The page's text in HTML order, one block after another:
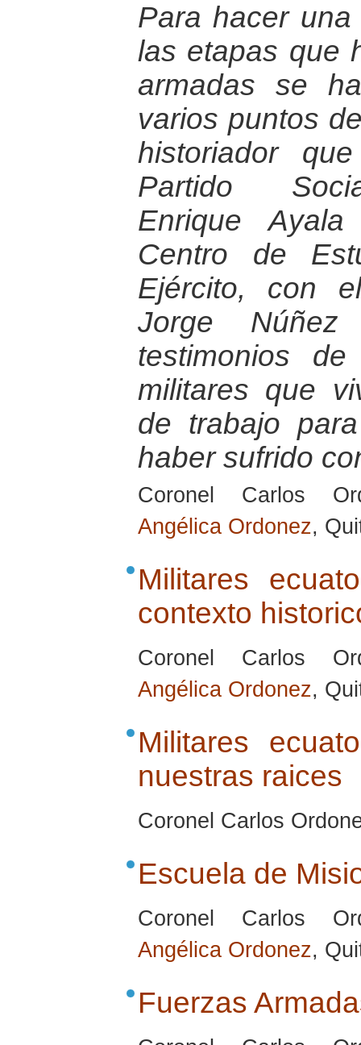
Para hacer
las etapas que
armadas se
varios puntos
historiador
Partido
Enrique
Centro de
Ejército, con
Jorge
testimonios
militares que
de trabajo
haber sufrido
Coronel Carlos
Angélica Ordonez,
Militares
contexto
Coronel Carlos
Angélica Ordonez,
Militares
nuestras raices
Coronel Carlos
Escuela de
Coronel Carlos
Angélica Ordonez,
Fuerzas